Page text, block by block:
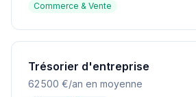
Commerce & Vente
Trésorier d'entreprise
62 500 €/an en moyenne